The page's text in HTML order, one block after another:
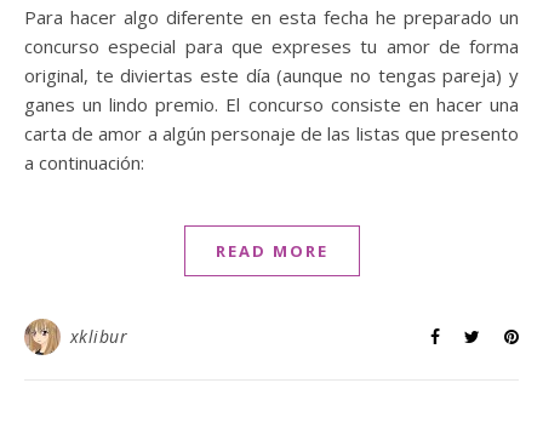
Para hacer algo diferente en esta fecha he preparado un
concurso especial para que expreses tu amor de forma
original, te diviertas este día (aunque no tengas pareja) y
ganes un lindo premio. El concurso consiste en hacer una
carta de amor a algún personaje de las listas que presento
a continuación:
READ MORE
xklibur